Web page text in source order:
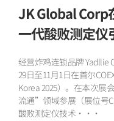
JK Global Corp
一代酸败测定仪
经营炸鸡连锁品牌 Yadllie
29日至11月1日在首尔
Korea 2025）。在本次展
流通”领域参展（展位号
酸败测定仪技术···